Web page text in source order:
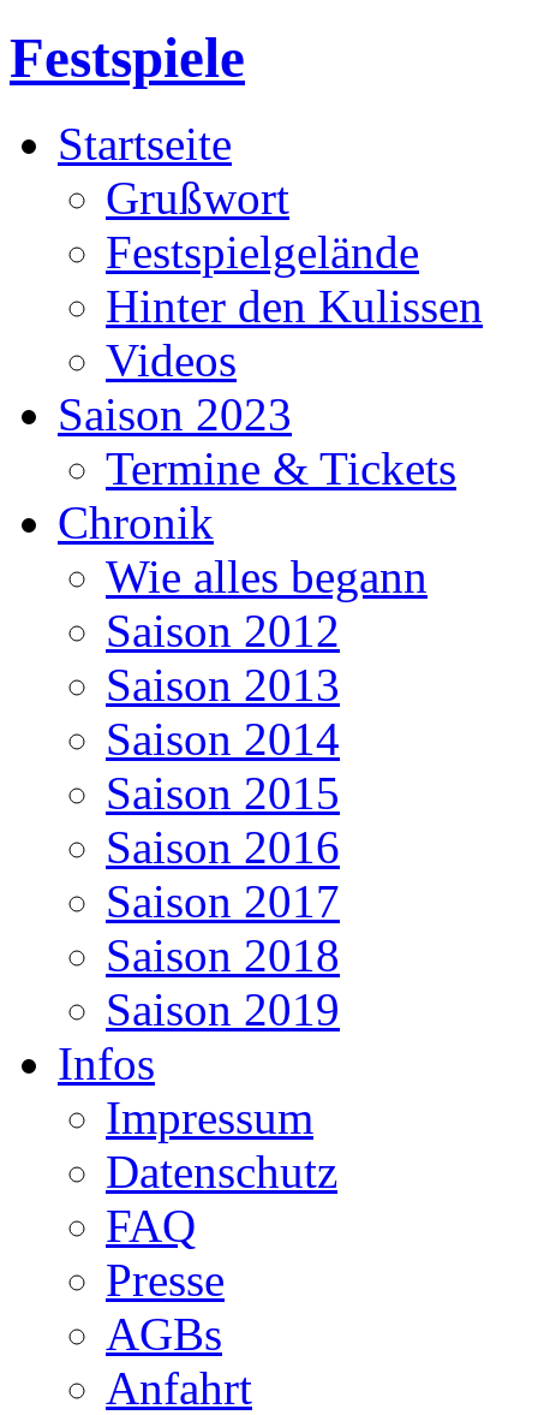
Festspiele
Startseite
Grußwort
Festspielgelände
Hinter den Kulissen
Videos
Saison 2023
Termine & Tickets
Chronik
Wie alles begann
Saison 2012
Saison 2013
Saison 2014
Saison 2015
Saison 2016
Saison 2017
Saison 2018
Saison 2019
Infos
Impressum
Datenschutz
FAQ
Presse
AGBs
Anfahrt